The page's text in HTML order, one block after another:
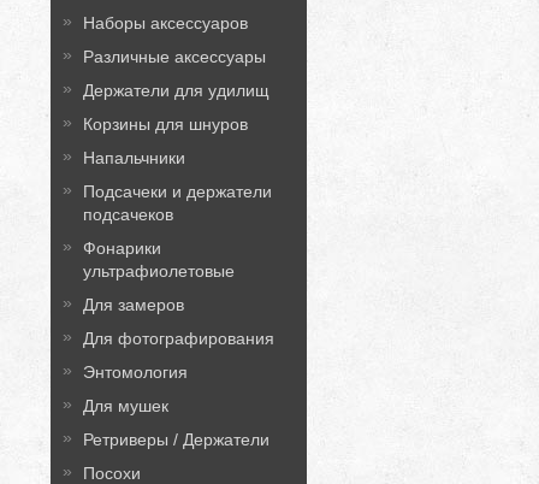
Наборы аксессуаров
Различные аксессуары
Держатели для удилищ
Корзины для шнуров
Напальчники
Подсачеки и держатели
подсачеков
Фонарики
ультрафиолетовые
Для замеров
Для фотографирования
Энтомология
Для мушек
Ретриверы / Держатели
Посохи